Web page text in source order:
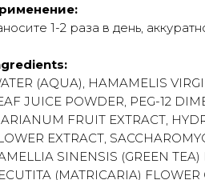
1-2 раза в день,
(AQUA), HAMAMELIS
JUICE POWDER, PEG-12
FRUIT EXTRACT,
EXTRACT,
SINENSIS (GREEN
(MATRICARIA)